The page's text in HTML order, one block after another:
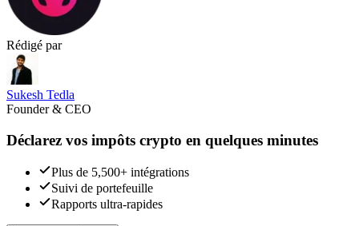
Rédigé par
Sukesh Tedla
Founder & CEO
Déclarez vos impôts crypto en quelques minutes
Plus de 5,500+ intégrations
Suivi de portefeuille
Rapports ultra-rapides